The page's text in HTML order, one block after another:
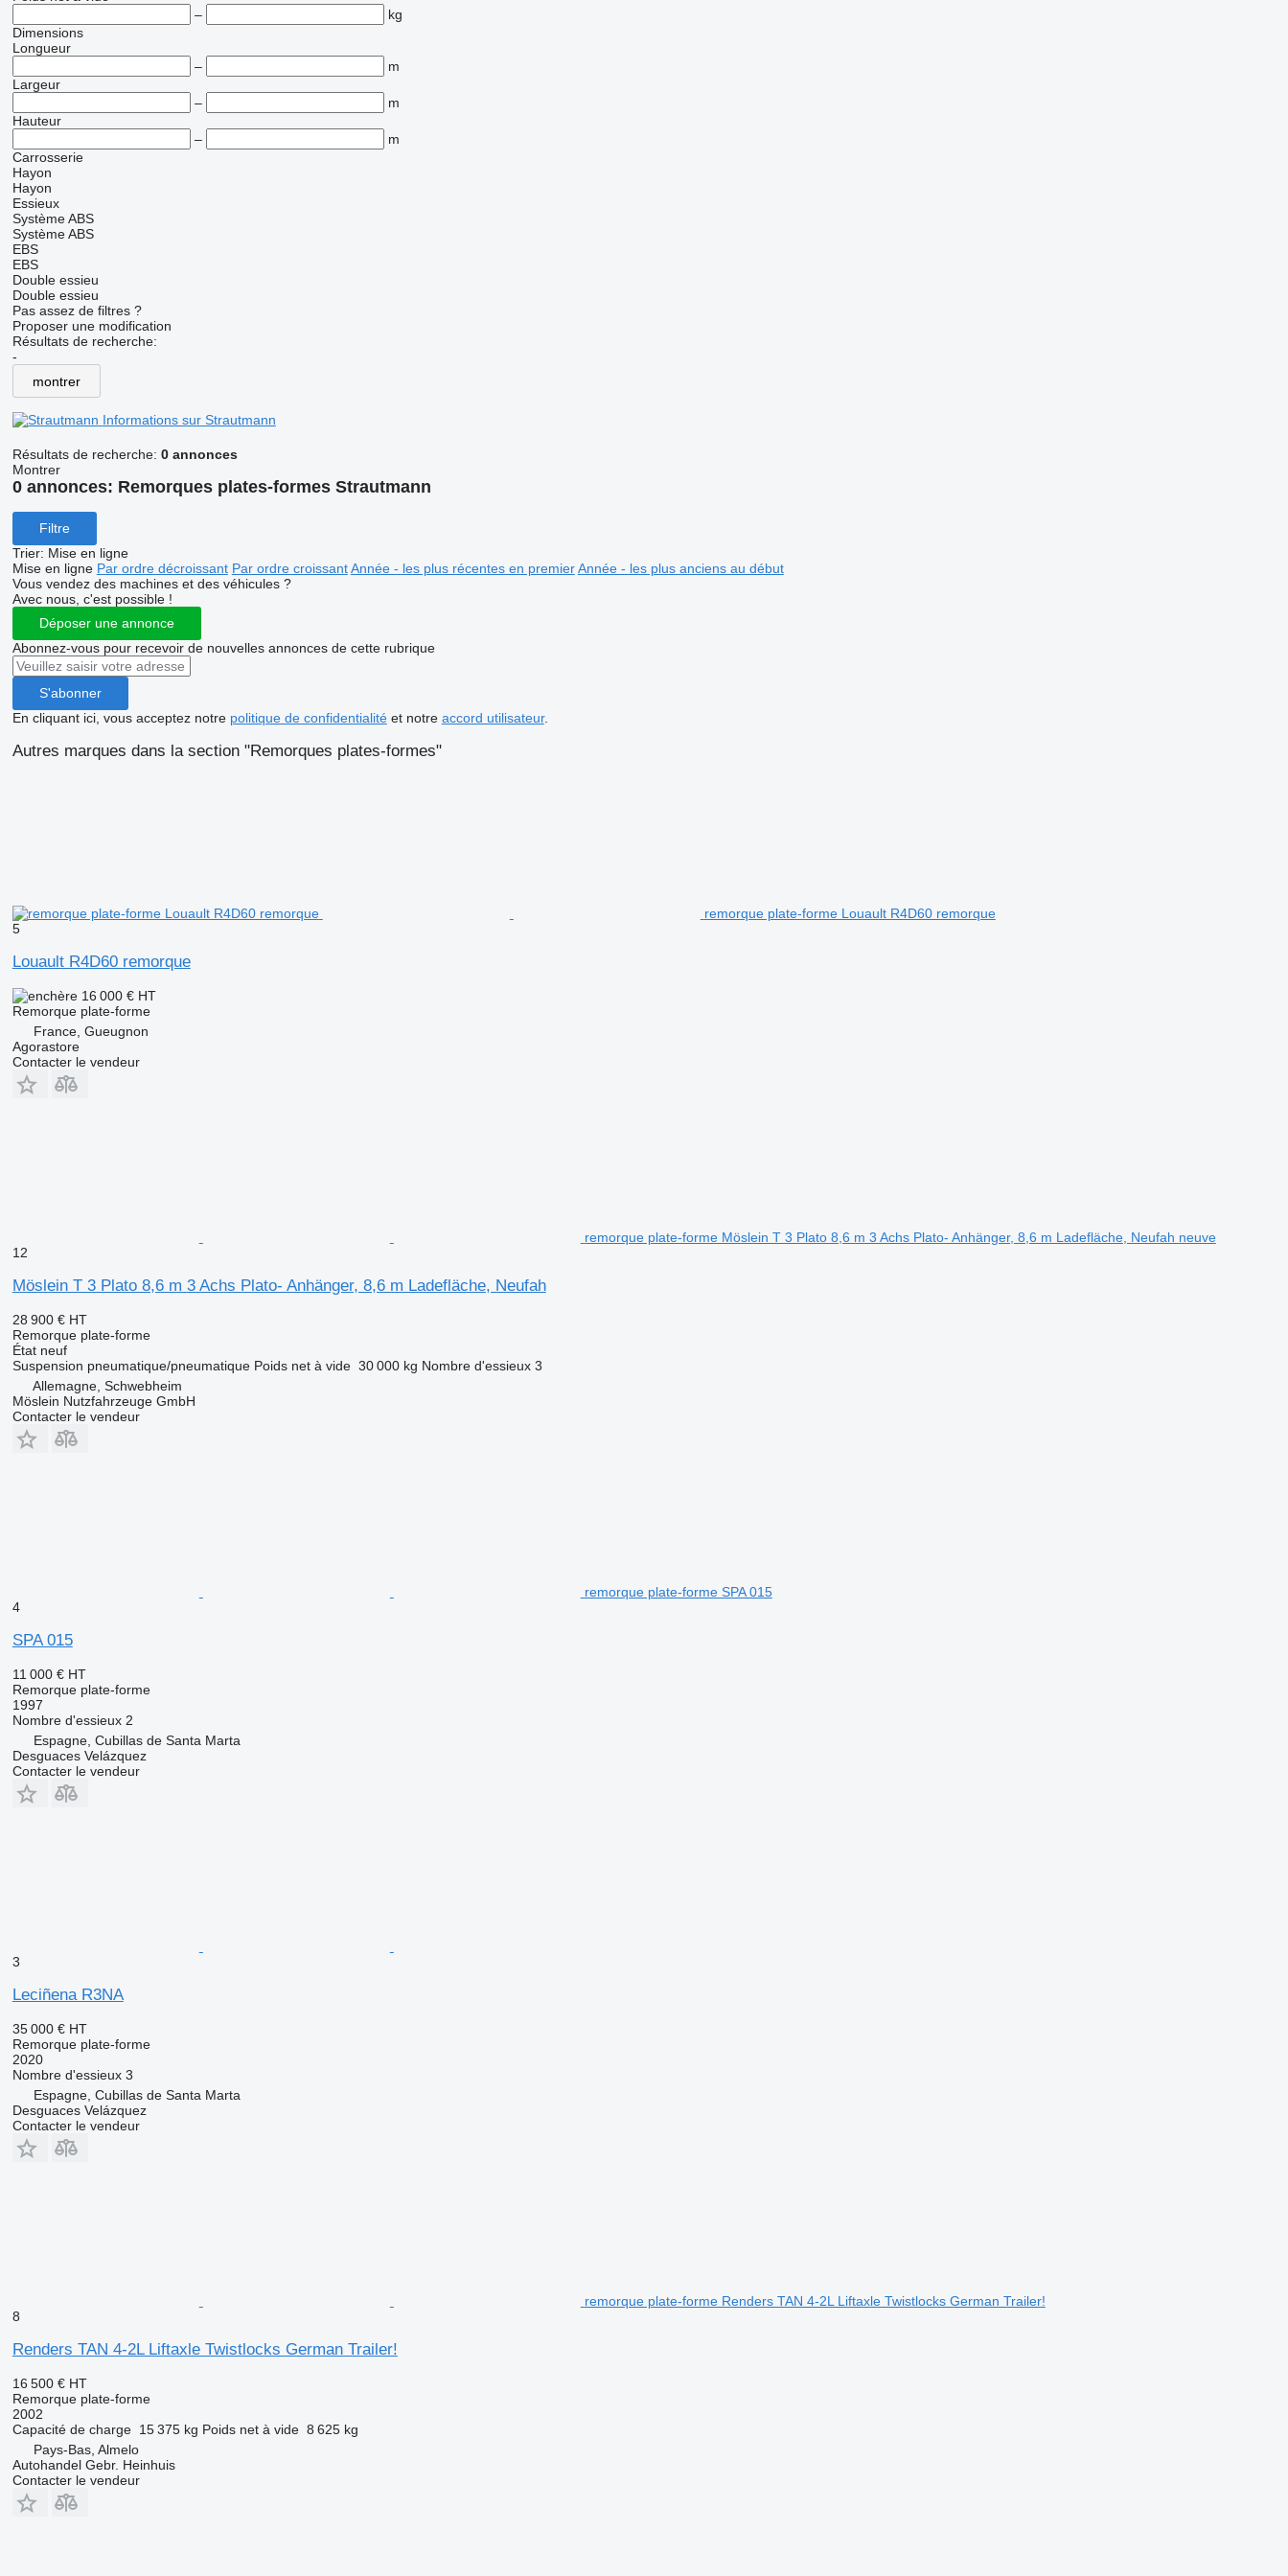
–
kg
Dimensions
Longueur
–
m
Largeur
–
m
Hauteur
–
m
Carrosserie
Hayon
Hayon
Essieux
Système ABS
Système ABS
EBS
EBS
Double essieu
Double essieu
Pas assez de filtres ?
Proposer une modification
Résultats de recherche:
-
montrer
Informations sur Strautmann
Résultats de recherche: 0 annonces
Montrer
0 annonces: Remorques plates-formes Strautmann
Filtre
Trier: Mise en ligne
Mise en ligne Par ordre décroissant Par ordre croissant Année - les plus récentes en premier Année - les plus anciens au début
Vous vendez des machines et des véhicules ?
Avec nous, c'est possible !
Déposer une annonce
Abonnez-vous pour recevoir de nouvelles annonces de cette rubrique
S'abonner
En cliquant ici, vous acceptez notre politique de confidentialitéet notre accord utilisateur.
Autres marques dans la section "Remorques plates-formes"
remorque plate-forme Louault R4D60 remorque
5
Louault R4D60 remorque
16 000 € HT
Remorque plate-forme
France, Gueugnon
Agorastore
Contacter le vendeur
remorque plate-forme Möslein T 3 Plato 8,6 m 3 Achs Plato- Anhänger, 8,6 m Ladefläche, Neufah neuve
12
Möslein T 3 Plato 8,6 m 3 Achs Plato- Anhänger, 8,6 m Ladefläche, Neufah
28 900 € HT
Remorque plate-forme
Étatneuf
Suspension pneumatique/pneumatique Poids net à vide 30 000 kg Nombre d'essieux 3
Allemagne, Schwebheim
Möslein Nutzfahrzeuge GmbH
Contacter le vendeur
remorque plate-forme SPA 015
4
SPA 015
11 000 € HT
Remorque plate-forme
1997
Nombre d'essieux 2
Espagne, Cubillas de Santa Marta
Desguaces Velázquez
Contacter le vendeur
3
Leciñena R3NA
35 000 € HT
Remorque plate-forme
2020
Nombre d'essieux 3
Espagne, Cubillas de Santa Marta
Desguaces Velázquez
Contacter le vendeur
remorque plate-forme Renders TAN 4-2L Liftaxle Twistlocks German Trailer!
8
Renders TAN 4-2L Liftaxle Twistlocks German Trailer!
16 500 € HT
Remorque plate-forme
2002
Capacité de charge 15 375 kg Poids net à vide 8 625 kg
Pays-Bas, Almelo
Autohandel Gebr. Heinhuis
Contacter le vendeur